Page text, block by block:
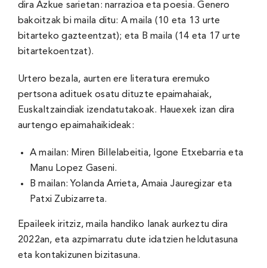
dira Azkue sarietan: narrazioa eta poesia. Genero
bakoitzak bi maila ditu: A maila (10 eta 13 urte
bitarteko gazteentzat); eta B maila (14 eta 17 urte
bitartekoentzat).
Urtero bezala, aurten ere literatura eremuko
pertsona adituek osatu dituzte epaimahaiak,
Euskaltzaindiak izendatutakoak. Hauexek izan dira
aurtengo epaimahaikideak:
A mailan: Miren Billelabeitia, Igone Etxebarria eta
Manu Lopez Gaseni.
B mailan: Yolanda Arrieta, Amaia Jauregizar eta
Patxi Zubizarreta.
Epaileek iritziz, maila handiko lanak aurkeztu dira
2022an, eta azpimarratu dute idatzien heldutasuna
eta kontakizunen bizitasuna.